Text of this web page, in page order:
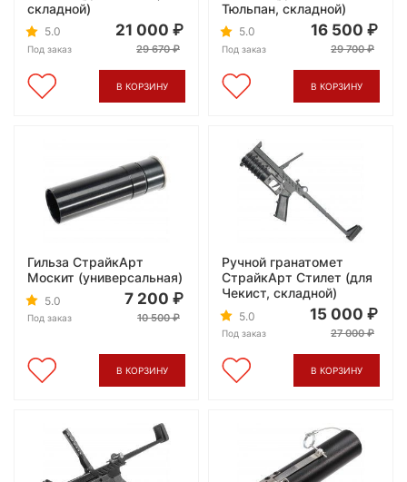
складной)
5.0
Под заказ
21 000
29 670
В КОРЗИНУ
Тюльпан, складной)
5.0
Под заказ
16 500
29 700
В КОРЗИНУ
Гильза СтрайкАрт
Москит (универсальная)
5.0
Под заказ
7 200
10 500
В КОРЗИНУ
Ручной гранатомет
СтрайкАрт Стилет (для
Чекист, складной)
5.0
Под заказ
15 000
27 000
В КОРЗИНУ